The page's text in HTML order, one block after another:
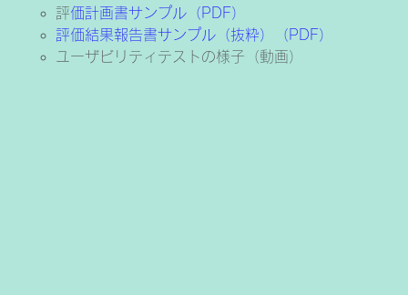
​評価計画書サンプル（PDF）
評価結果報告書サンプル（抜粋）（PDF）
ユーザビリティテストの様子（動画）